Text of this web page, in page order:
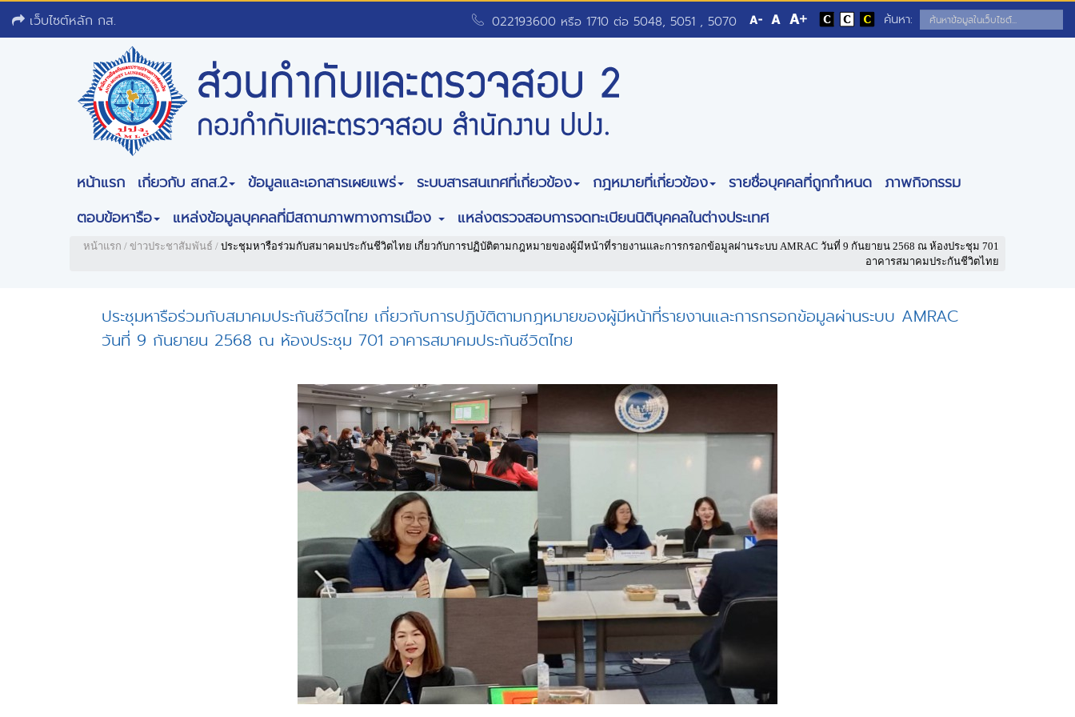
เว็บไซต์หลัก กส. ค้นหา:
022193600 หรือ 1710 ต่อ 5048, 5051 , 5070
หน้าแรก เกี่ยวกับ สกส.2 ข้อมูลและเอกสารเผยแพร่ ระบบสารสนเทศที่เกี่ยวข้อง กฎหมายที่เกี่ยวข้อง รายชื่อบุคคลที่ถูกกำหนด
ภาพกิจกรรม
ตอบข้อหารือ
แหล่งข้อมูลบุคคลที่มีสถานภาพทางการเมือง แหล่งตรวจสอบการจดทะเบียนนิติบุคคลในต่างประเทศ
หน้าแรก / ข่าวประชาสัมพันธ์ / ประชุมหารือร่วมกับสมาคมประกันชีวิตไทย เกี่ยวกับการปฏิบัติตามกฎหมายของผู้มีหน้าที่รายงานและการกรอกข้อมูลผ่านระบบ AMRAC วันที่ 9 กันยายน 2568 ณ ห้องประชุม 701
อาคารสมาคมประกันชีวิตไทย
ประชุมหารือร่วมกับสมาคมประกันชีวิตไทย เกี่ยวกับการปฏิบัติตามกฎหมายของผู้มีหน้าที่รายงานและการกรอกข้อมูลผ่านระบบ AMRAC
วันที่ 9 กันยายน 2568 ณ ห้องประชุม 701 อาคารสมาคมประกันชีวิตไทย